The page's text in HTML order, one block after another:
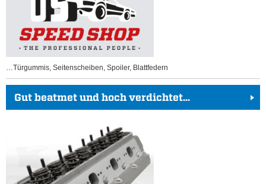
…Türgummis, Seitenscheiben, Spoiler, Blattfedern
Gut beatmet und hoch verdichtet...